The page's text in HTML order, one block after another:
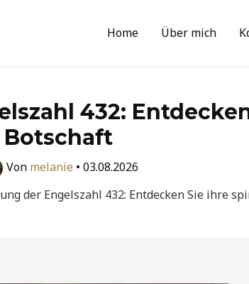
Home Über mich
432:
Botschaft
Von melanie • 03.08.2026
der Engelszahl 432: Entdecken Sie ihre